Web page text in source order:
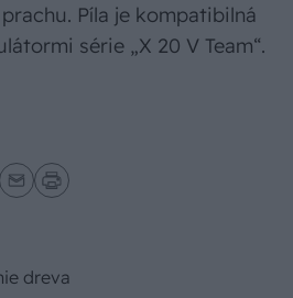
Píla je kompatibilná
série „X 20 V Team“.
dreva